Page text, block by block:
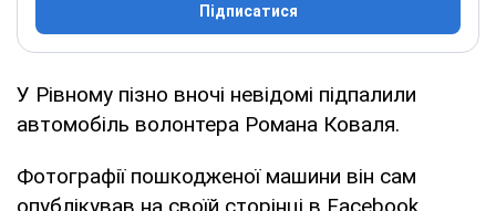
Підписатися
У Рівному пізно вночі невідомі підпалили
автомобіль волонтера Романа Коваля.
Фотографії пошкодженої машини він сам
опублікував на своїй сторінці в Facebook.